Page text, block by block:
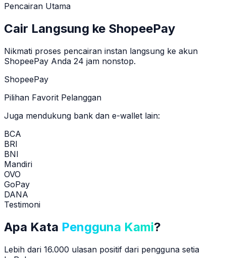
Pencairan Utama
Cair Langsung ke ShopeePay
Nikmati proses pencairan instan langsung ke akun
ShopeePay Anda 24 jam nonstop.
ShopeePay
Pilihan Favorit Pelanggan
Juga mendukung bank dan e-wallet lain:
BCA
BRI
BNI
Mandiri
OVO
GoPay
DANA
Testimoni
Apa Kata Pengguna Kami?
Lebih dari 16.000 ulasan positif dari pengguna setia